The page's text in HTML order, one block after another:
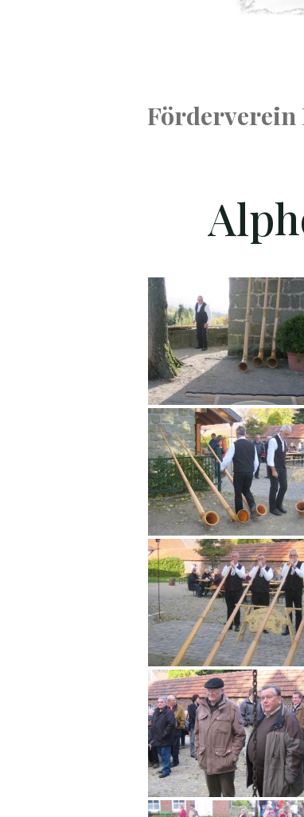
Förderverein